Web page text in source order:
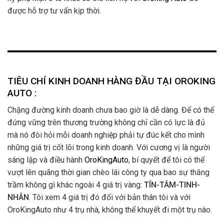
được hỗ trợ tư vấn kịp thời.
TIÊU CHÍ KINH DOANH HÀNG ĐẦU TẠI OROKING
AUTO :
Chặng đường kinh doanh chưa bao giờ là dễ dàng. Để có thể
đứng vững trên thương trường không chỉ cần có lực là đủ
mà nó đòi hỏi mỗi doanh nghiệp phải tự đúc kết cho mình
những giá trị cốt lõi trong kinh doanh. Với cương vị là người
sáng lập và điều hành OroKingAuto, bí quyết để tôi có thể
vượt lên quãng thời gian chèo lái công ty qua bao sự thăng
trầm không gì khác ngoài 4 giá trị vàng: TÍN-TÂM-TINH-
NHÂN. Tôi xem 4 giá trị đó đối với bản thân tôi và với
OroKingAuto như 4 trụ nhà, không thể khuyết đi một trụ nào.